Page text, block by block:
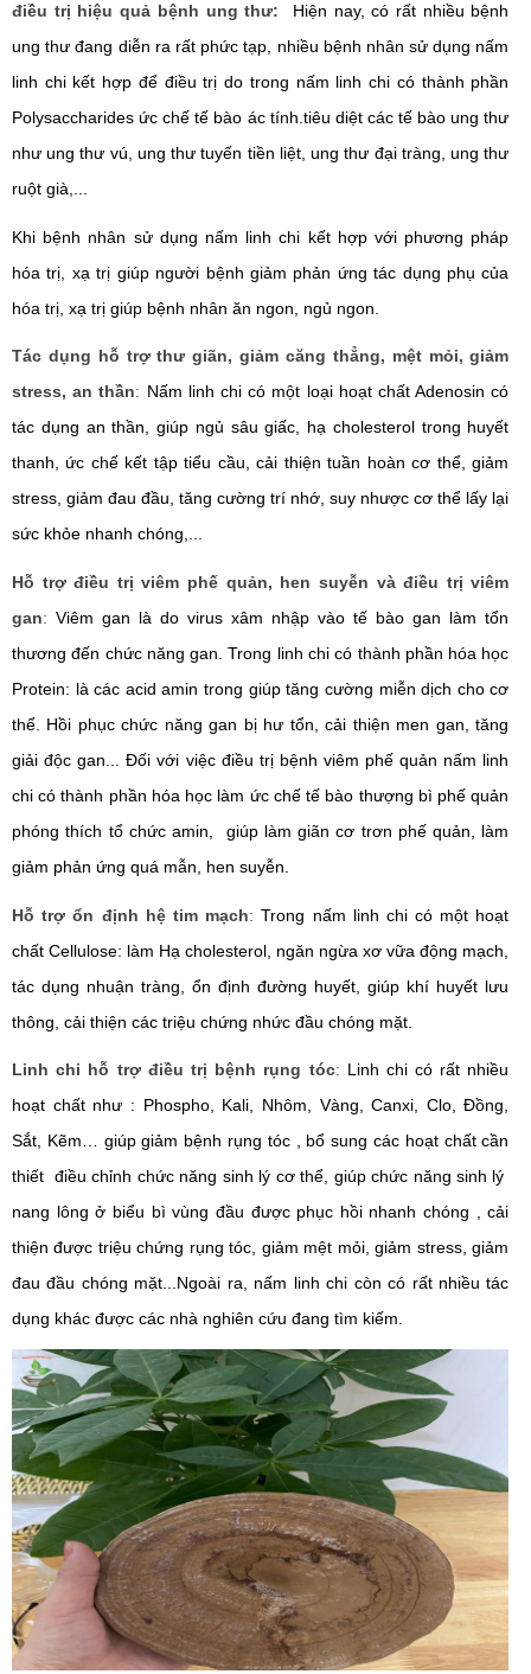
điều trị hiệu quả bệnh ung thư: Hiện nay, có rất nhiều bệnh
ung thư đang diễn ra rất phức tạp, nhiều bệnh nhân sử dụng nấm
linh chi kết hợp để điều trị do trong nấm linh chi có thành phần
Polysaccharides ức chế tế bào ác tính.tiêu diệt các tế bào ung thư
như ung thư vú, ung thư tuyến tiền liệt, ung thư đại tràng, ung thư
ruột già,...
Khi bệnh nhân sử dụng nấm linh chi kết hợp với phương pháp
hóa trị, xạ trị giúp người bệnh giảm phản ứng tác dụng phụ của
hóa trị, xạ trị giúp bệnh nhân ăn ngon, ngủ ngon.
Tác dụng hỗ trợ thư giãn, giảm căng thẳng, mệt mỏi, giảm
stress, an thần: Nấm linh chi có một loại hoạt chất Adenosin có
tác dụng an thần, giúp ngủ sâu giấc, hạ cholesterol trong huyết
thanh, ức chế kết tập tiểu cầu, cải thiện tuần hoàn cơ thể, giảm
stress, giảm đau đầu, tăng cường trí nhớ, suy nhược cơ thể lấy lại
sức khỏe nhanh chóng,...
Hỗ trợ điều trị viêm phế quản, hen suyễn và điều trị viêm
gan:Viêm gan là do virus xâm nhập vào tế bào gan làm tổn
thương đến chức năng gan. Trong linh chi có thành phần hóa học
Protein: là các acid amin trong giúp tăng cường miễn dịch cho cơ
thể. Hồi phục chức năng gan bị hư tổn, cải thiện men gan, tăng
giải độc gan...Đối với việc điều trị bệnh viêm phế quản nấm linh
chi có thành phần hóa học làm ức chế tế bào thượng bì phế quản
phóng thích tổ chức amin, giúp làm giãn cơ trơn phế quản, làm
giảm phản ứng quá mẫn, hen suyễn.
Hỗ trợ ổn định hệ tim mạch:Trong nấm linh chi có một hoạt
chất Cellulose: làm Hạ cholesterol, ngăn ngừa xơ vữa động mạch,
tác dụng nhuận tràng, ổn định đường huyết, giúp khí huyết lưu
thông, cải thiện các triệu chứng nhức đầu chóng mặt.
Linh chi hỗ trợ điều trị bệnh rụng tóc: Linh chi có rất nhiều
hoạt chất như : Phospho, Kali, Nhôm, Vàng, Canxi, Clo, Đồng,
Sắt, Kẽm… giúp giảm bệnh rụng tóc , bổ sung các hoạt chất cần
thiết điều chỉnh chức năng sinh lý cơ thể, giúp chức năng sinh lý
nang lông ở biểu bì vùng đầu được phục hồi nhanh chóng , cải
thiện được triệu chứng rụng tóc, giảm mệt mỏi, giảm stress, giảm
đau đầu chóng mặt...Ngoài ra, nấm linh chi còn có rất nhiều tác
dụng khác được các nhà nghiên cứu đang tìm kiếm.